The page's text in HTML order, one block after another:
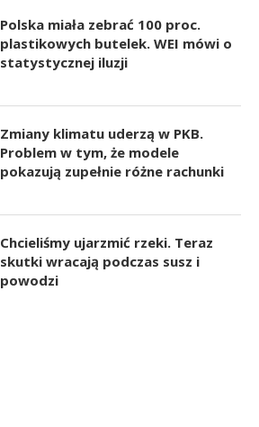
Polska miała zebrać 100 proc.
plastikowych butelek. WEI mówi o
statystycznej iluzji
Zmiany klimatu uderzą w PKB.
Problem w tym, że modele
pokazują zupełnie różne rachunki
Chcieliśmy ujarzmić rzeki. Teraz
skutki wracają podczas susz i
powodzi